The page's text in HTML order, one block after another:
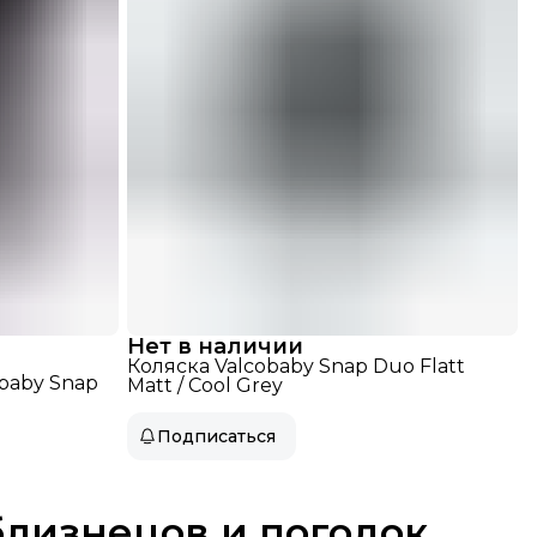
Snap
Нет в наличии
Коляска Valcobaby Snap Duo Flatt
Matt / Cool Grey
Подписаться